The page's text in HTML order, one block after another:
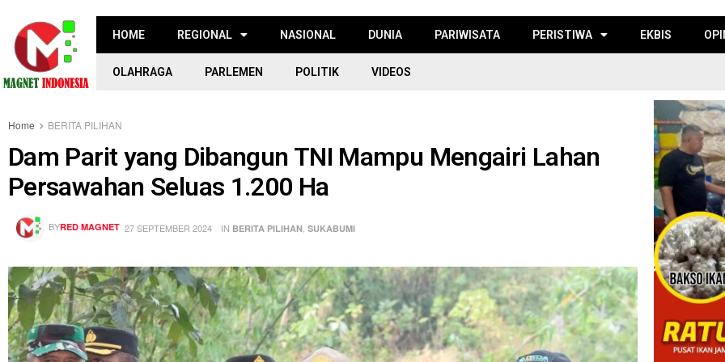
HOME REGIONAL NASIONAL DUNIA PARIWISATA PERISTIWA EKBIS
OLAHRAGA PARLEMEN POLITIK VIDEOS
Home BERITA PILIHAN
Dam Parit yang Dibangun TNI Mampu Mengairi Lahan
Persawahan Seluas 1.200 Ha
BYRED MAGNET 27 SEPTEMBER 2024 IN BERITA PILIHAN, SUKABUMI